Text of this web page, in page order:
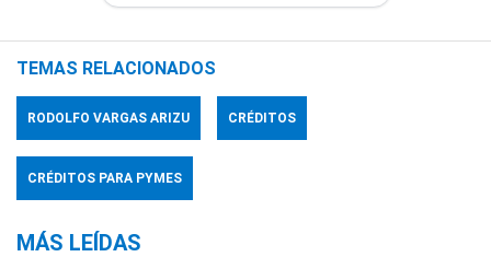
TEMAS RELACIONADOS
RODOLFO VARGAS ARIZU CRÉDITOS
CRÉDITOS PARA PYMES
MÁS LEÍDAS